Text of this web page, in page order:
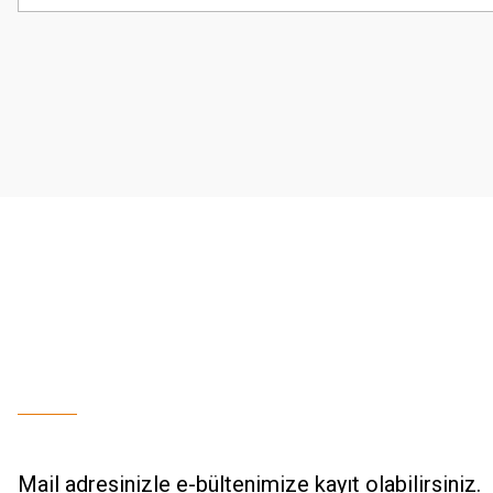
Görüş ve önerileriniz için teşekkür ederiz.
Mail adresinizle e-bültenimize kayıt olabilirsiniz.